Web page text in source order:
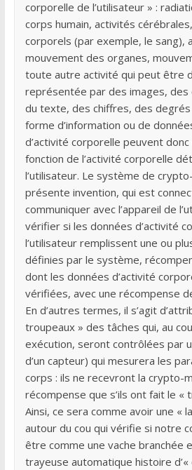
corporelle de l’utilisateur » :
corps humain, activités
corporels (par exemple, le sang),
mouvement des organes,
toute autre activité qui peut être
représentée par des images, des
du texte, des chiffres, des
forme d’information ou de
d’activité corporelle peuvent
fonction de l’activité corporelle
l’utilisateur. Le système de
présente invention, qui est
communiquer avec l’appareil de
vérifier si les données d’activité
l’utilisateur remplissent une ou
définies par le système,
dont les données d’activité
vérifiées, avec une récompense
En d’autres termes, il s’agit
troupeaux » des tâches qui, au
exécution, seront contrôlées par
d’un capteur) qui mesurera les
corps : ils ne recevront la crypto-
récompense que s’ils ont fait le «
Ainsi, ce sera comme avoir une «
autour du cou qui vérifie si notre
être comme une vache branchée
trayeuse automatique histoire